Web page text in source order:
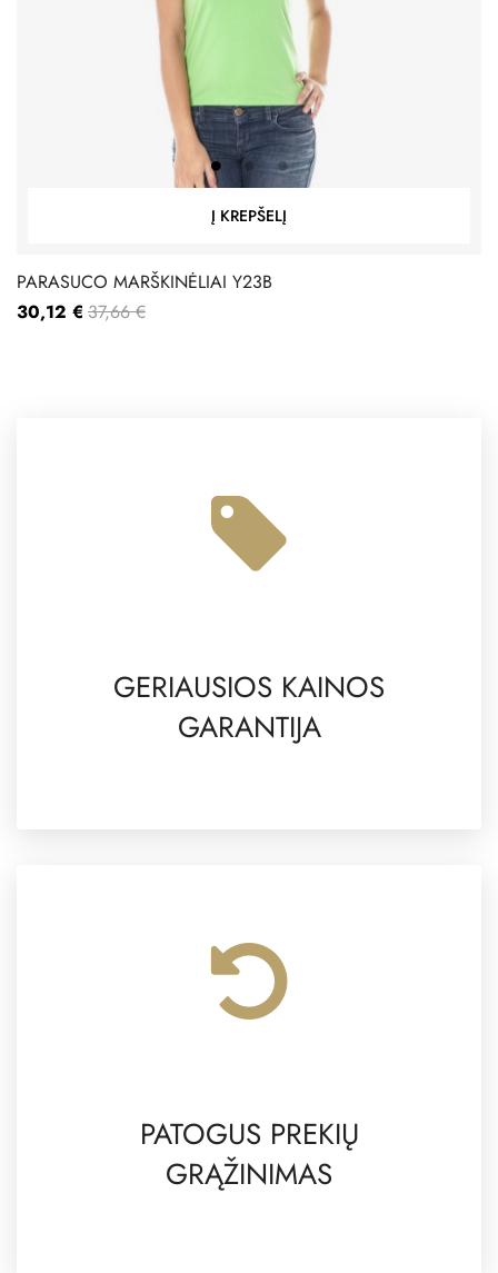
Į KREPŠELĮ
PARASUCO MARŠKINĖLIAI Y23B
30,12 € 37,66 €
GERIAUSIOS KAINOS
GARANTIJA
PATOGUS PREKIŲ
GRĄŽINIMAS